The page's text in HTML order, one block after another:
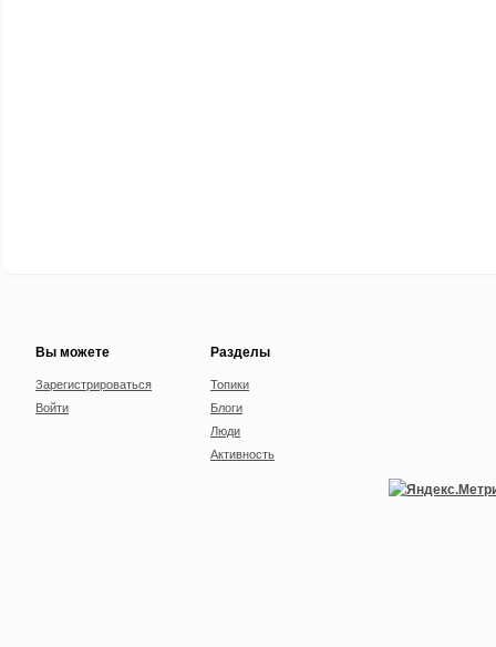
Вы можете
Зарегистрироваться
Войти
Разделы
Топики
Блоги
Люди
Активность